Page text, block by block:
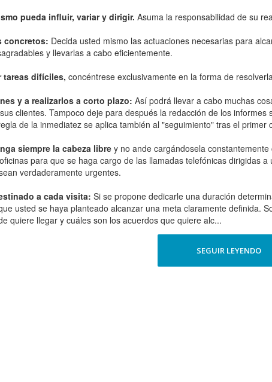
pueda influir, variar y dirigir. Asuma la responsabilidad de su
concretos: Decida usted mismo las actuaciones necesarias para
y llevarlas a cabo eficientemente.
tareas difíciles, concéntrese exclusivamente en la forma de
y a realizarlos a corto plazo: Así podrá llevar a cabo muchas
clientes. Tampoco deje para después la redacción de los
de la inmediatez se aplica también al "seguimiento" tras el
siempre la cabeza librey no ande cargándosela
para que se haga cargo de las llamadas telefónicas dirigidas
verdaderamente urgentes.
a cada visita: Si se propone dedicarle una duración
usted se haya planteado alcanzar una meta claramente definida.
quiere llegar y cuáles son los acuerdos que quiere alc...
SEGUIR LEYENDO